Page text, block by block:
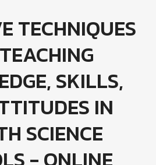
TECHNIQUES
SKILLS,
IN
SCIENCE